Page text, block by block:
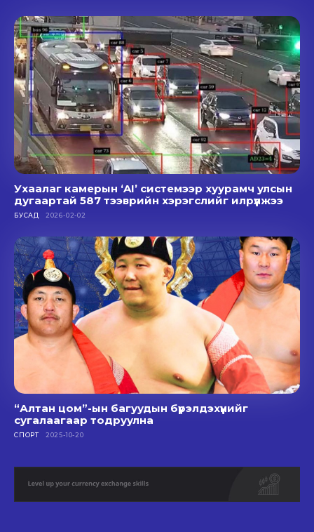
Ухаалаг камерын ‘AI’ системээр хуурамч улсын
дугаартай 587 тээврийн хэрэгслийг илрүүлжээ
БУСАД 2026-02-02
“Алтан цом”-ын багуудын бүрэлдэхүүнийг
сугалаагаар тодруулна
СПОРТ 2025-10-20